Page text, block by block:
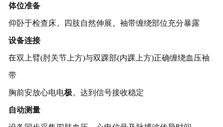
体位准备
仰卧于检查床，四肢自然伸展，袖带缠绕部位充分暴露
设备连接
在双上臂(肘关节上方)与双踝部(内踝上方)正确缠绕血压袖
带
胸前安放心电电极，达到信号接收稳定
自动测量